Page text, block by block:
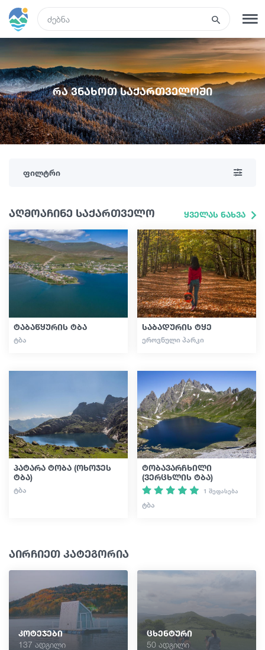
რეგისტრაცია შესვლა
რა ვნახოთ
ტურები
სასტუმროები
კვება და ღვინო
სტატიები
ტრანსპორტი
ივენთები
დაგეგმე მოგზაურობა
საქართველო
რა ვნახოთ საქართველოში
ფილტრი
აღმოაჩინე საქართველო ყველას ნახვა
ტაბაწყურის ტბა
ᲢᲑᲐ
საბადურის ტყე
ᲔᲠᲝᲕᲜᲣᲚᲘ ᲞᲐᲠᲙᲘ
პატარა ტობა (ოხოჯეს
ტბა)
ᲢᲑᲐ
ტობავარჩხილი
(ვერცხლის ტბა)
1 შეფასება
ᲢᲑᲐ
აირჩიეთ კატეგორია
კოტეჯები
137 ადგილი
ცხენტური
50 ადგილი